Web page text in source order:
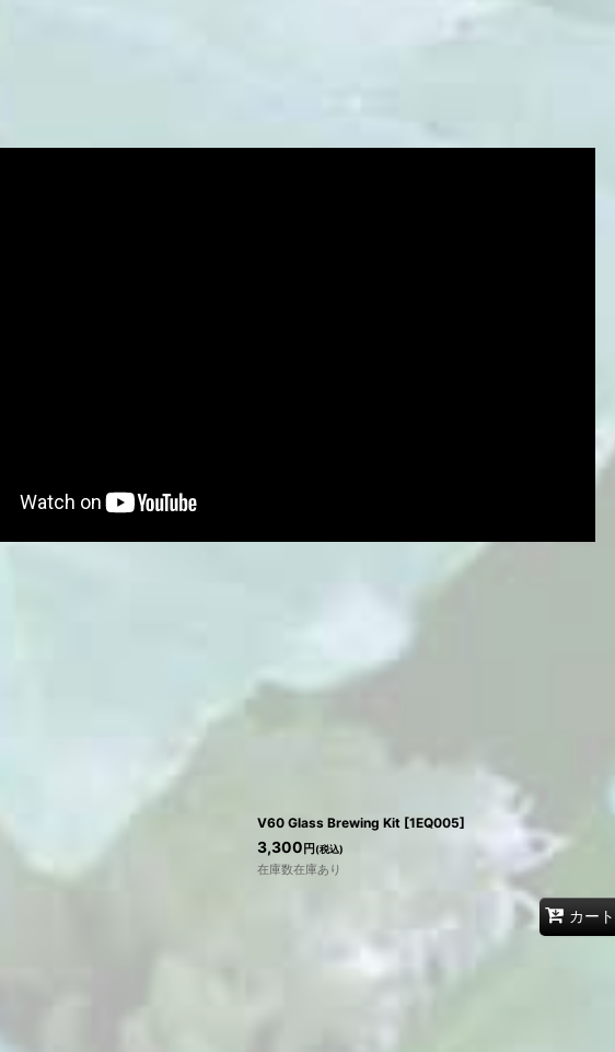
V60 Glass Brewing Kit [1EQ005]
3,300 円(税込)
在庫数在庫あり
カー